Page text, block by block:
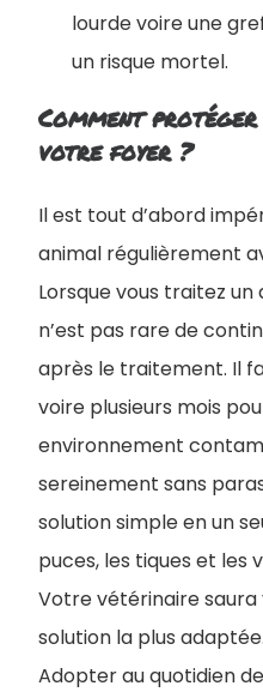
lourde voire une
un risque mortel.
Comment
votre foyer ?
Il est tout d’abord
animal régulièrement
Lorsque vous traitez un
n’est pas rare de
après le traitement. Il
voire plusieurs mois
environnement
sereinement sans
solution simple en un
puces, les tiques et les
Votre vétérinaire saura
solution la plus adaptée.
Adopter au quotidien